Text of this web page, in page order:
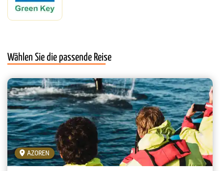
Wählen Sie die passende Reise
AZOREN